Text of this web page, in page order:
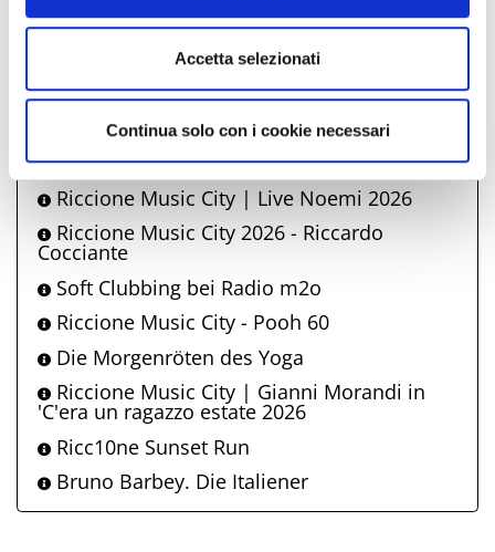
Accetta selezionati
Continua solo con i cookie necessari
Riccione Music City - Eiffel 65
Riccione Family Show
Endlos - Worte und Bücher unter dem
Mond und den Sternen in Riccione
Tafuzzy Tage 2026
Riccione Music City | Live Noemi 2026
Riccione Music City 2026 - Riccardo
Cocciante
Soft Clubbing bei Radio m2o
Riccione Music City - Pooh 60
Die Morgenröten des Yoga
Riccione Music City | Gianni Morandi in
'C'era un ragazzo estate 2026
Ricc10ne Sunset Run
Bruno Barbey. Die Italiener